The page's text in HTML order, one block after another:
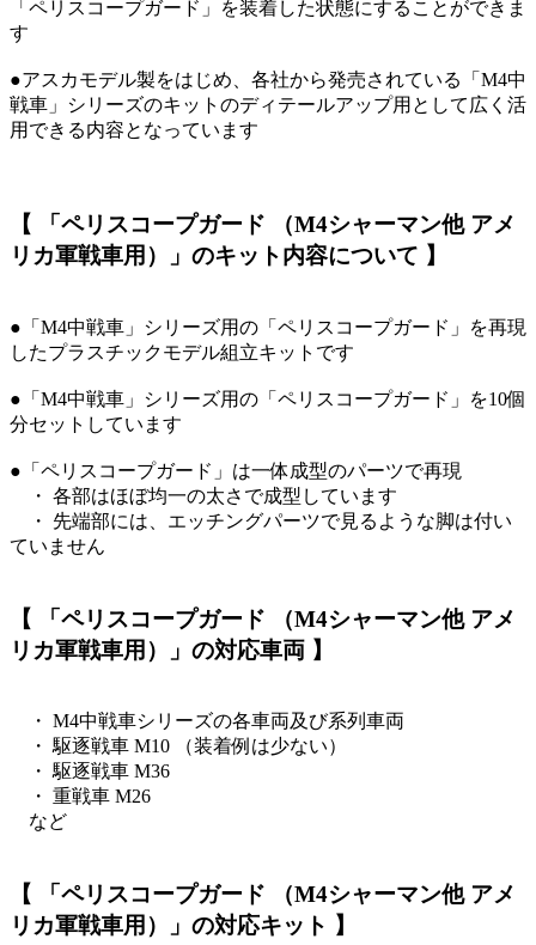
「ペリスコープガード」を装着した状態にすることができま
す
●アスカモデル製をはじめ、各社から発売されている「M4中
戦車」シリーズのキットのディテールアップ用として広く活
用できる内容となっています
【 「ペリスコープガード （M4シャーマン他 アメ
リカ軍戦車用）」のキット内容について 】
●「M4中戦車」シリーズ用の「ペリスコープガード」を再現
したプラスチックモデル組立キットです
●「M4中戦車」シリーズ用の「ペリスコープガード」を10個
分セットしています
●「ペリスコープガード」は一体成型のパーツで再現
・ 各部はほぼ均一の太さで成型しています
・ 先端部には、エッチングパーツで見るような脚は付い
ていません
【 「ペリスコープガード （M4シャーマン他 アメ
リカ軍戦車用）」の対応車両 】
・ M4中戦車シリーズの各車両及び系列車両
・ 駆逐戦車 M10 （装着例は少ない）
・ 駆逐戦車 M36
・ 重戦車 M26
など
【 「ペリスコープガード （M4シャーマン他 アメ
リカ軍戦車用）」の対応キット 】